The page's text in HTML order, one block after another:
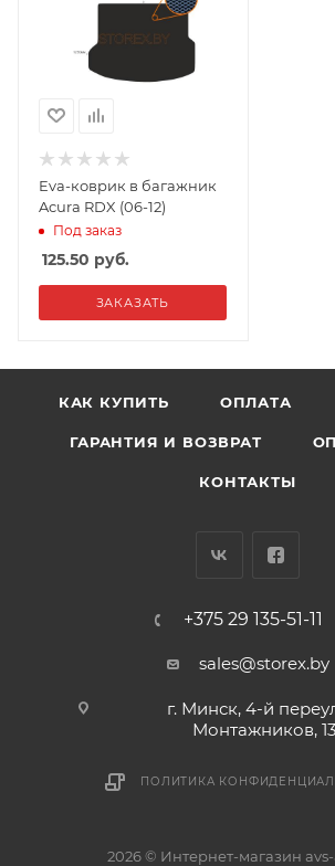
Eva-коврик в багажник
Acura RDX (06-12)
Под заказ
125.50 руб.
ЗАКАЗАТЬ
КАК КУПИТЬ ОПЛАТА
ГАРАНТИЯ И ВОЗВРАТ
КОНТАКТЫ
+375 29 135-51-11
sales@storex.by
г. Минск, 4-й
Монтажников, 13
ПОЛИТИКА
2026 © Интернет-магазин